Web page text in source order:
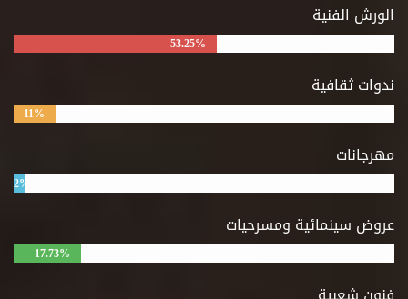
الورش الفنية
53.25%
ندوات ثقافية
11%
مهرجانات
2%
عروض سينمائية ومسرحيات
17.73%